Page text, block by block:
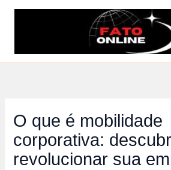
conteúdo
O que é mobilidade
corporativa:
revolucionar sua